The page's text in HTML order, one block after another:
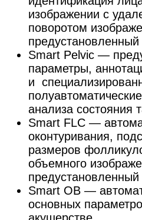
изображении с
поворотом
Smart Pelvic —
параметры,
и
анализа состояния
Smart FLC —
оконтуривания,
размеров
объемного
Smart OB —
основных